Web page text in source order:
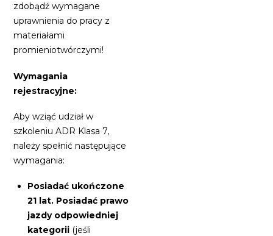
zdobądź wymagane
uprawnienia do pracy z
materiałami
promieniotwórczymi!
Wymagania
rejestracyjne:
Aby wziąć udział w
szkoleniu ADR Klasa 7,
należy spełnić następujące
wymagania:
Posiadać ukończone
21 lat. Posiadać prawo
jazdy odpowiedniej
kategorii(jeśli